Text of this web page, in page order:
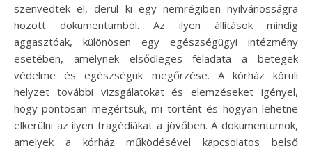
szenvedtek el, derül ki egy nemrégiben nyilvánosságra
hozott dokumentumból. Az ilyen állítások mindig
aggasztóak, különösen egy egészségügyi intézmény
esetében, amelynek elsődleges feladata a betegek
védelme és egészségük megőrzése. A kórház körüli
helyzet további vizsgálatokat és elemzéseket igényel,
hogy pontosan megértsük, mi történt és hogyan lehetne
elkerülni az ilyen tragédiákat a jövőben. A dokumentumok,
amelyek a kórház működésével kapcsolatos belső